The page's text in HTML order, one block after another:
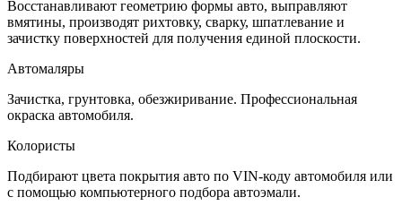
Восстанавливают геометрию формы авто, выправляют
вмятины, производят рихтовку, сварку, шпатлевание и
зачистку поверхностей для получения единой плоскости.
Автомаляры
Зачистка, грунтовка, обезжиривание. Профессиональная
окраска автомобиля.
Колористы
Подбирают цвета покрытия авто по VIN-коду автомобиля или
с помощью компьютерного подбора автоэмали.